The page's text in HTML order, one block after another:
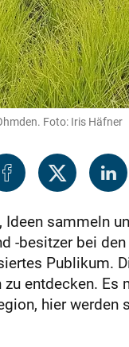
Foto: Iris Häfner
sammeln
-besitzer bei
Publikum.
entdecken.
hier werden